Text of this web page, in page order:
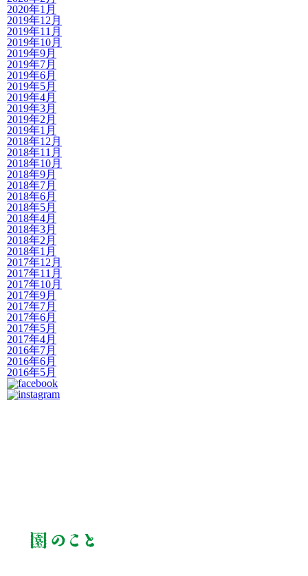
2020年1月
2019年12月
2019年11月
2019年10月
2019年9月
2019年7月
2019年6月
2019年5月
2019年4月
2019年3月
2019年2月
2019年1月
2018年12月
2018年11月
2018年10月
2018年9月
2018年7月
2018年6月
2018年5月
2018年4月
2018年3月
2018年2月
2018年1月
2017年12月
2017年11月
2017年10月
2017年9月
2017年7月
2017年6月
2017年5月
2017年4月
2016年7月
2016年6月
2016年5月